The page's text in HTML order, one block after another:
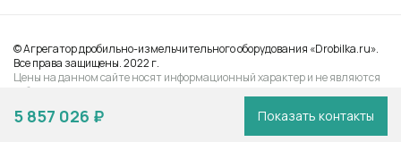
5 857 026 ₽ Показать контакты
© Агрегатор дробильно-измельчительного оборудования «Drobilka.ru».
Все права защищены. 2022 г.
Цены на данном сайте носят информационный характер и не являются
публичной офертой, определяемой Статьей 437 ГК РФ
Выбрать город